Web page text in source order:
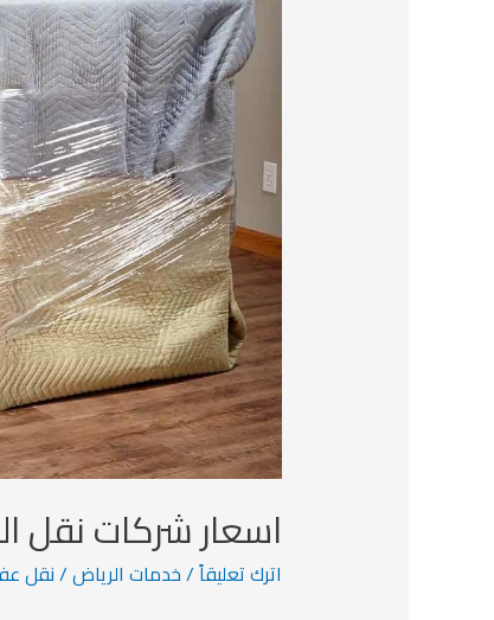
اسعار شركات نقل
اترك تعليقاً/خدمات الرياض/نقل